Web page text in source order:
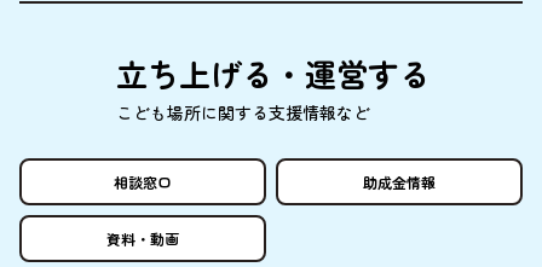
立ち上げる・ 運営する
こども場所に関する支援情報など
相談窓口 助成金情報
資料 ・ 動画